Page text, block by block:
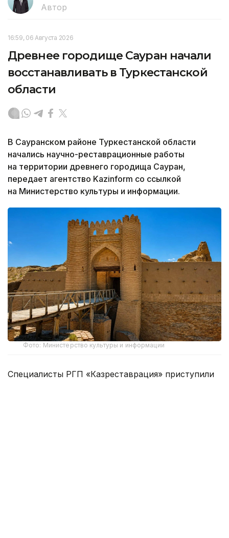
Автор
16:59, 06 Августа 2026
Древнее городище Сауран начали
восстанавливать в Туркестанской
области
В Сауранском районе Туркестанской области
начались научно-реставрационные работы
на территории древнего городища Сауран,
передает агентство Kazinform со ссылкой
на Министерство культуры и информации.
Фото: Министерство культуры и информации
Специалисты РГП «Казреставрация» приступили